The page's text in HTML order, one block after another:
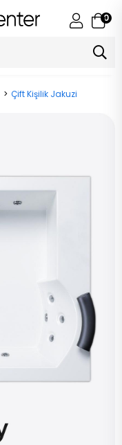
0
Çift Kişilik Jakuzi